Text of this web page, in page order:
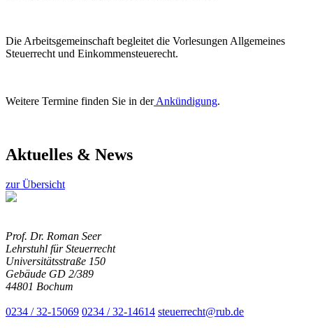
Die Arbeitsgemeinschaft begleitet die Vorlesungen Allgemeines
Steuerrecht und Einkommensteuerecht.
Weitere Termine finden Sie in derAnkündigung.
Aktuelles & News
zur Übersicht
Prof. Dr. Roman Seer
Lehrstuhl für Steuerrecht
Universitätsstraße 150
Gebäude GD 2/389
44801 Bochum
0234 / 32-15069 0234 / 32-14614 steuerrecht@rub.de